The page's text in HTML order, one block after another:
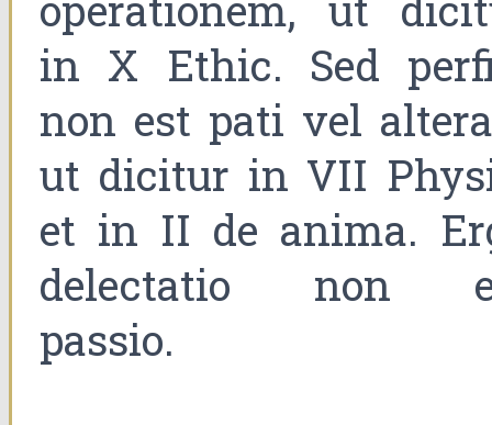
in X Ethic. Sed
non est pati vel
ut dicitur in VII
et in II de anima.
delectatio non
passio.